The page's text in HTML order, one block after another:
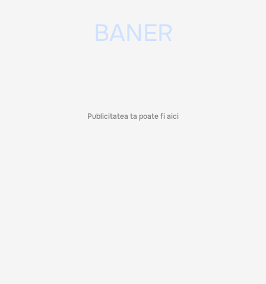
Publicitatea ta poate fi aici